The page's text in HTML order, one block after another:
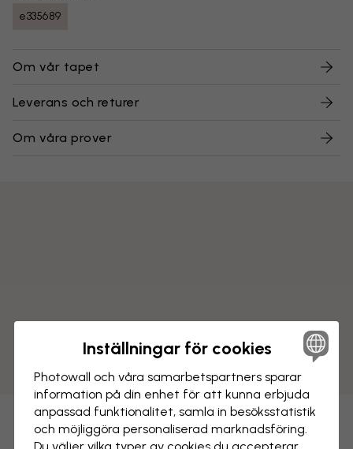
e335689
Om vår tapet
Leverans och returer
Om våra prover
Inställningar för cookies
Photowall och våra samarbets­partners sparar
information på din enhet för att kunna erbjuda
anpassad funktionalitet, samla in besöks­statistik
och möjliggöra personaliserad marknads­föring.